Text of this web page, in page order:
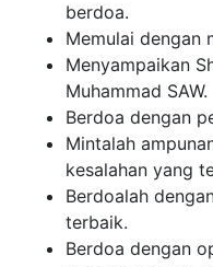
berdoa.
Memulai dengan
Menyampaikan
Muhammad SAW.
Berdoa dengan
Mintalah
kesalahan yang
Berdoalah
terbaik.
Berdoa dengan